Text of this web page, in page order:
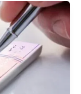
شکایت
کیفری
چک